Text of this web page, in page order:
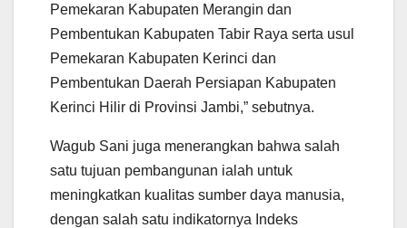
Pemekaran Kabupaten Merangin dan
Pembentukan Kabupaten Tabir Raya serta usul
Pemekaran Kabupaten Kerinci dan
Pembentukan Daerah Persiapan Kabupaten
Kerinci Hilir di Provinsi Jambi,” sebutnya.
Wagub Sani juga menerangkan bahwa salah
satu tujuan pembangunan ialah untuk
meningkatkan kualitas sumber daya manusia,
dengan salah satu indikatornya Indeks